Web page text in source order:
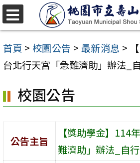
跳
至
主
要
容
區
首頁 > 校園公告 > 最新消息 >
台北行天宮「急難濟助」辦法_
校園公告
公告主旨
【獎助學金】114
難濟助」辦法_自
選
單